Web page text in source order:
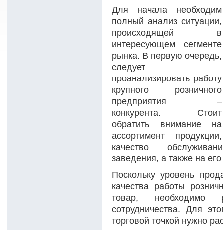
Для начала необходим
полный анализ ситуации,
происходящей в
интересующем сегменте
рынка. В первую очередь,
следует
проанализировать работу
крупного розничного
предприятия –
конкурента. Стоит
обратить внимание на
ассортимент продукции,
качество
заведения, а также на
Поскольку уровень
качества работы
товар, необходимо
сотрудничества. Для
торговой точкой нужно